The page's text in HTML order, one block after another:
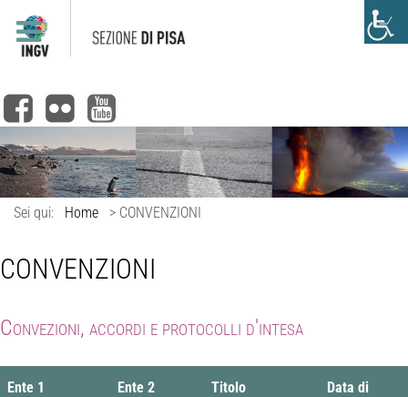
Sei qui: Home > CONVENZIONI
CONVENZIONI
Convezioni, accordi e protocolli d'intesa
Ente 1 Ente 2 Titolo
Data di